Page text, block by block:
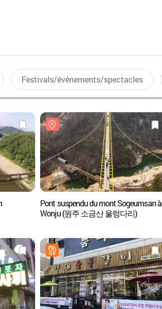
Festivals/événements/spectacles
Pont suspendu du mont Sogeumsan à
Wonju (원주 소금산 울렁다리)